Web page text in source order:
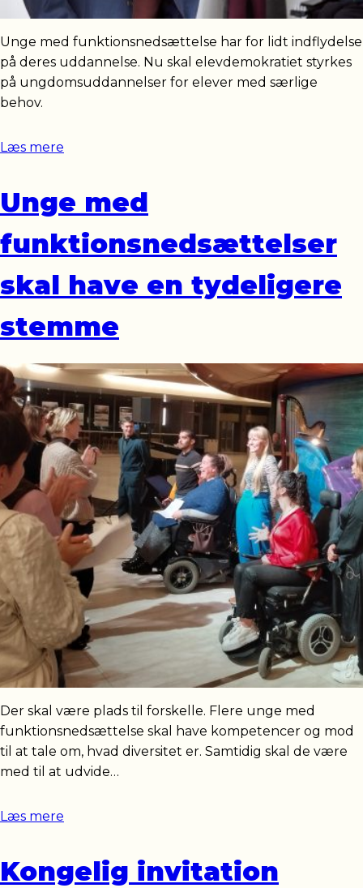
Unge med funktionsnedsættelse har for lidt indflydelse
på deres uddannelse. Nu skal elevdemokratiet styrkes
på ungdomsuddannelser for elever med særlige
behov.
Læs mere
Unge med
funktionsnedsættelser
skal have en tydeligere
stemme
Der skal være plads til forskelle. Flere unge med
funktionsnedsættelse skal have kompetencer og mod
til at tale om, hvad diversitet er. Samtidig skal de være
med til at udvide…
Læs mere
Kongelig invitation